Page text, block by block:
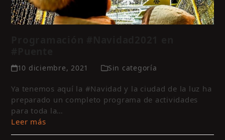
10 diciembre, 2021 Sin categoría
Ya tenemos aquí la #Navidad y la ciudad de la luz ha
preparado un completo programa de actividades
para toda la…
Leer más